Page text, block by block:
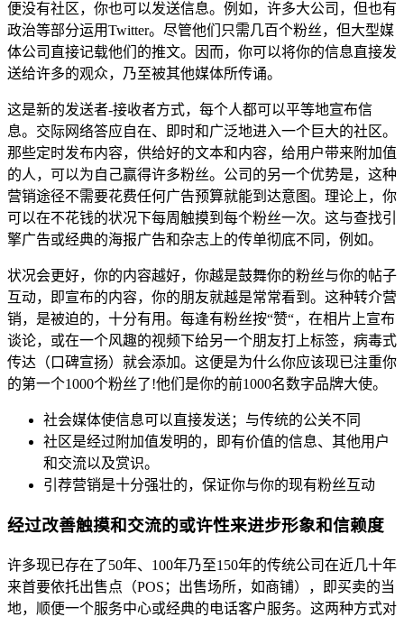
便没有社区，你也可以发送信息。例如，许多大公司，但也有
政治等部分运用Twitter。尽管他们只需几百个粉丝，但大型媒
体公司直接记载他们的推文。因而，你可以将你的信息直接发
送给许多的观众，乃至被其他媒体所传诵。
这是新的发送者-接收者方式，每个人都可以平等地宣布信
息。交际网络答应自在、即时和广泛地进入一个巨大的社区。
那些定时发布内容，供给好的文本和内容，给用户带来附加值
的人，可以为自己赢得许多粉丝。公司的另一个优势是，这种
营销途径不需要花费任何广告预算就能到达意图。理论上，你
可以在不花钱的状况下每周触摸到每个粉丝一次。这与查找引
擎广告或经典的海报广告和杂志上的传单彻底不同，例如。
状况会更好，你的内容越好，你越是鼓舞你的粉丝与你的帖子
互动，即宣布的内容，你的朋友就越是常常看到。这种转介营
销，是被迫的，十分有用。每逢有粉丝按“赞“，在相片上宣布
谈论，或在一个风趣的视频下给另一个朋友打上标签，病毒式
传达（口碑宣扬）就会添加。这便是为什么你应该现已注重你
的第一个1000个粉丝了!他们是你的前1000名数字品牌大使。
社会媒体使信息可以直接发送；与传统的公关不同
社区是经过附加值发明的，即有价值的信息、其他用户
和交流以及赏识。
引荐营销是十分强壮的，保证你与你的现有粉丝互动
经过改善触摸和交流的或许性来进步形象和信赖度
许多现已存在了50年、100年乃至150年的传统公司在近几十年
来首要依托出售点（POS；出售场所，如商铺），即买卖的当
地，顺便一个服务中心或经典的电话客户服务。这两种方式对